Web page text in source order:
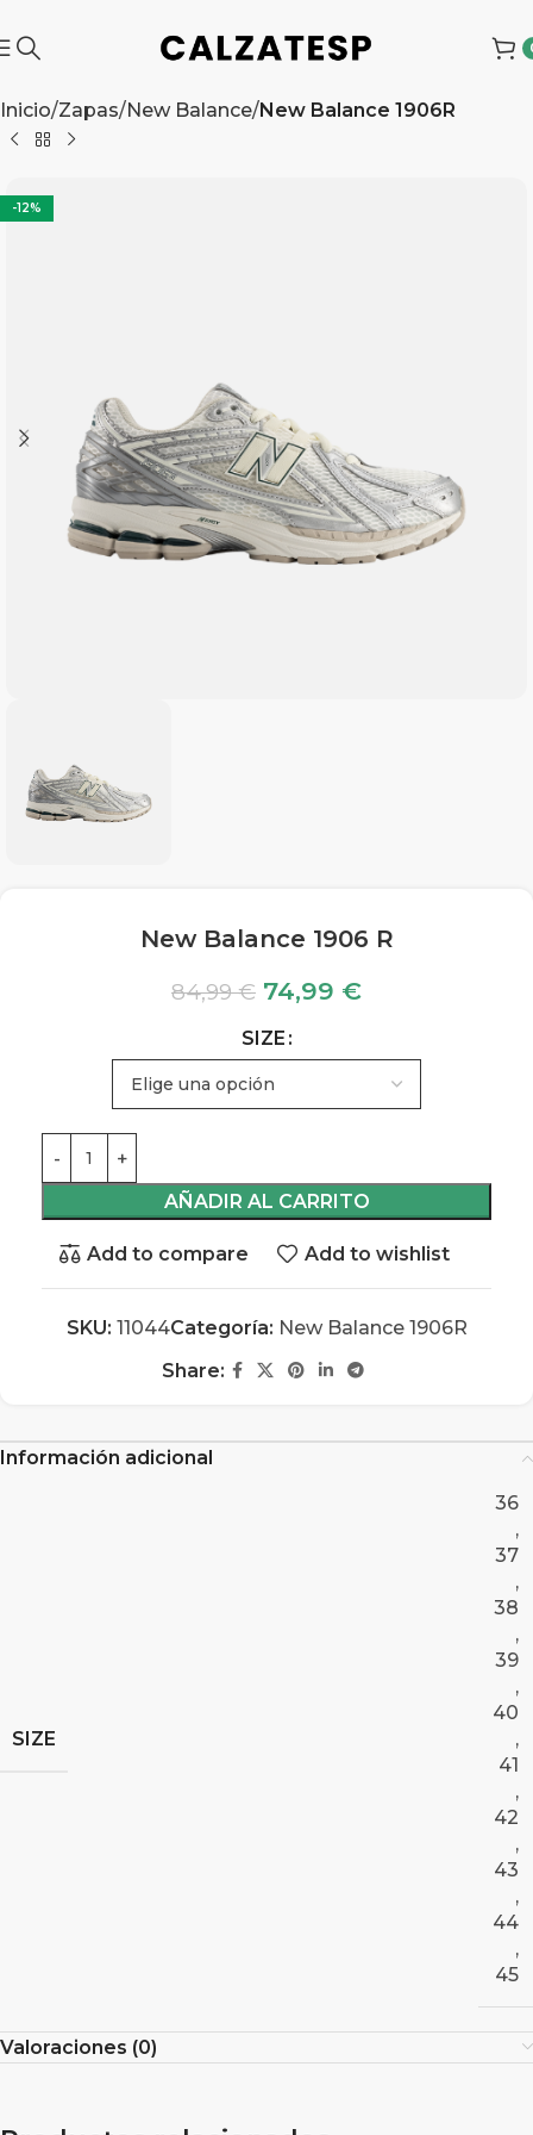
Inicio Zapas New Balance New Balance 1906R
-12%
New Balance 1906 R
84,99€ 74,99 €
SIZE
AÑADIR AL CARRITO
Add to compare Add to wishlist
SKU: 11044Categoría: New Balance 1906R
Share:
Información adicional
SIZE
36
,
37
,
38
,
39
,
40
,
41
,
42
,
43
,
44
,
45
Valoraciones (0)